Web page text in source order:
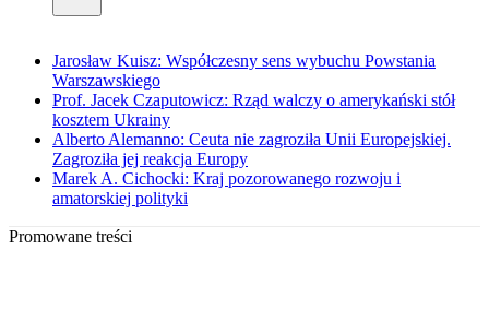
Jarosław Kuisz: Współczesny sens wybuchu Powstania
Warszawskiego
Prof. Jacek Czaputowicz: Rząd walczy o amerykański stół
kosztem Ukrainy
Alberto Alemanno: Ceuta nie zagroziła Unii Europejskiej.
Zagroziła jej reakcja Europy
Marek A. Cichocki: Kraj pozorowanego rozwoju i
amatorskiej polityki
Promowane treści